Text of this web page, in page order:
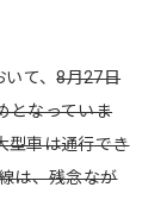
いて、8月27日
となっていま
型車は通行でき
は、残念なが